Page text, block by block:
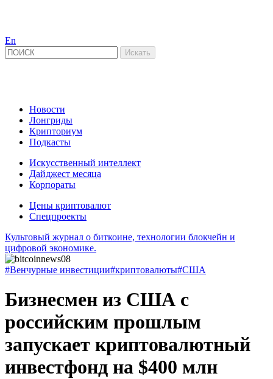
En
Новости
Лонгриды
Крипториум
Подкасты
Искусственный интеллект
Дайджест месяца
Корпораты
Цены криптовалют
Спецпроекты
Культовый журнал о биткоине, технологии блокчейн и
цифровой экономике.
#Венчурные инвестиции#криптовалюты#США
Бизнесмен из США с
российским прошлым
запускает криптовалютный
инвестфонд на $400 млн